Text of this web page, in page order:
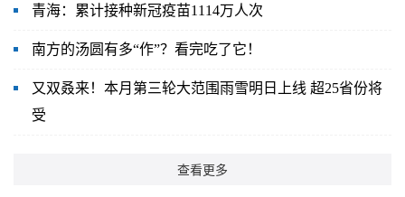
青海：累计接种新冠疫苗1114万人次
南方的汤圆有多“作”？看完吃了它！
又双叒来！本月第三轮大范围雨雪明日上线 超25省份将
受
查看更多